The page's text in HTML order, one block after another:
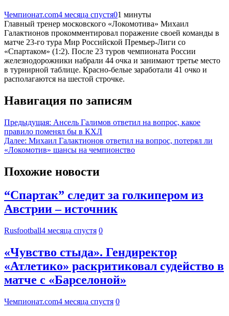
Чемпионат.com4 месяца спустя01 минуты
Главный тренер московского «Локомотива» Михаил
Галактионов прокомментировал поражение своей команды в
матче 23-го тура Мир Российской Премьер-Лиги со
«Спартаком» (1:2). После 23 туров чемпионата России
железнодорожники набрали 44 очка и занимают третье место
в турнирной таблице. Красно-белые заработали 41 очко и
располагаются на шестой строчке.
Навигация по записям
Предыдущая: Ансель Галимов ответил на вопрос, какое
правило поменял бы в КХЛ
Далее: Михаил Галактионов ответил на вопрос, потерял ли
«Локомотив» шансы на чемпионство
Похожие новости
“Спартак” следит за голкипером из
Австрии – источник
Rusfootball4 месяца спустя 0
«Чувство стыда». Гендиректор
«Атлетико» раскритиковал судейство в
матче с «Барселоной»
Чемпионат.com4 месяца спустя 0